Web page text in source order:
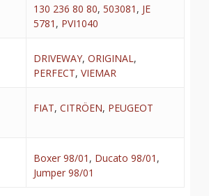
130 236 80 80, 503081 , JE
5781 , PVI1040
DRIVEWAY, ORIGINAL,
PERFECT, VIEMAR
FIAT, CITRÖEN, PEUGEOT
Boxer 98/01 , Ducato 98/01 ,
Jumper 98/01